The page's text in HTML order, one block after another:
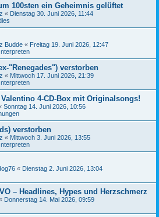
100sten ein Geheimnis gelüftet
« Dienstag 30. Juni 2026, 11:44
Budde « Freitag 19. Juni 2026, 12:47
"Renegades") verstorben
« Mittwoch 17. Juni 2026, 21:39
4-CD-Box mit Originalsongs!
Sonntag 14. Juni 2026, 10:56
verstorben
« Mittwoch 3. Juni 2026, 13:55
« Dienstag 2. Juni 2026, 13:04
– Headlines, Hypes und Herzschmerz
Donnerstag 14. Mai 2026, 09:59